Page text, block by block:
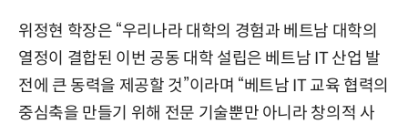
위정현 학장은 “우리나라 대학의 경험과 베트남 대학의
열정이 결합된 이번 공동 대학 설립은 베트남 IT 산업 발
전에 큰 동력을 제공할 것”이라며 “베트남 IT 교육 협력의
중심축을 만들기 위해 전문 기술뿐만 아니라 창의적 사